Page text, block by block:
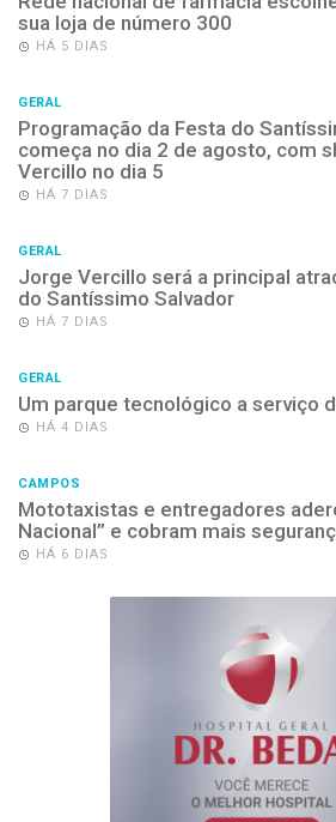
sua loja de número 300
HÁ 5 DIAS
GERAL
Programação da Festa do
começa no dia 2 de agosto, com
Vercillo no dia 5
HÁ 7 DIAS
GERAL
Jorge Vercillo será a principal
do Santíssimo Salvador
HÁ 7 DIAS
GERAL
Um parque tecnológico a serviço
HÁ 4 DIAS
CAMPOS
Mototaxistas e entregadores
Nacional” e cobram mais
HÁ 6 DIAS